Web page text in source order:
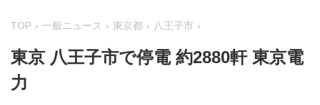
TOP 一般ニュース 東京都 八王子市
東京 八王子市で停電 約2880軒 東京電
力